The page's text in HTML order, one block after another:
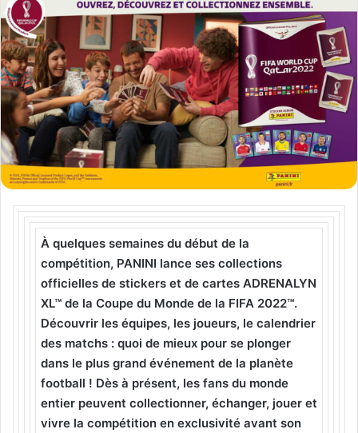
À quelques semaines du début de la
compétition, PANINI lance ses collections
officielles de stickers et de cartes ADRENALYN
XL™ de la Coupe du Monde de la FIFA 2022™.
Découvrir les équipes, les joueurs, le calendrier
des matchs : quoi de mieux pour se plonger
dans le plus grand événement de la planète
football ! Dès à présent, les fans du monde
entier peuvent collectionner, échanger, jouer et
vivre la compétition en exclusivité avant son